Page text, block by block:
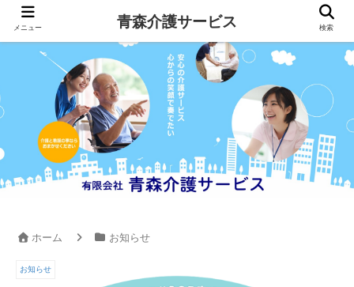
ホーム お知らせ
お知らせ
メニュー 青森介護サービス 検索